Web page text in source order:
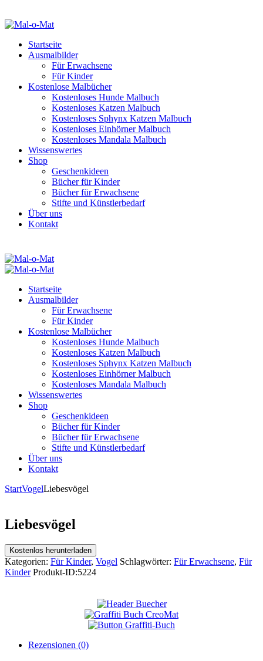
Startseite
Ausmalbilder
Für Erwachsene
Für Kinder
Kostenlose Malbücher
Kostenloses Hunde Malbuch
Kostenloses Katzen Malbuch
Kostenloses Sphynx Katzen Malbuch
Kostenloses Einhörner Malbuch
Kostenloses Mandala Malbuch
Wissenswertes
Shop
Geschenkideen
Bücher für Kinder
Bücher für Erwachsene
Stifte und Künstlerbedarf
Über uns
Kontakt
Startseite
Ausmalbilder
Für Erwachsene
Für Kinder
Kostenlose Malbücher
Kostenloses Hunde Malbuch
Kostenloses Katzen Malbuch
Kostenloses Sphynx Katzen Malbuch
Kostenloses Einhörner Malbuch
Kostenloses Mandala Malbuch
Wissenswertes
Shop
Geschenkideen
Bücher für Kinder
Bücher für Erwachsene
Stifte und Künstlerbedarf
Über uns
Kontakt
StartVogelLiebesvögel
Liebesvögel
Kostenlos herunterladen
Kategorien: Für Kinder, Vogel Schlagwörter: Für Erwachsene, Für
Kinder Produkt-ID:5224
Rezensionen (0)